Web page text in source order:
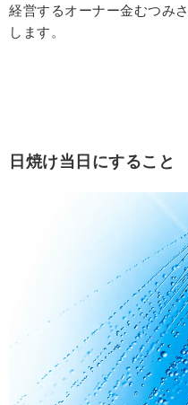
経営するオーナー金むつみ
します。
日焼け当日にすること